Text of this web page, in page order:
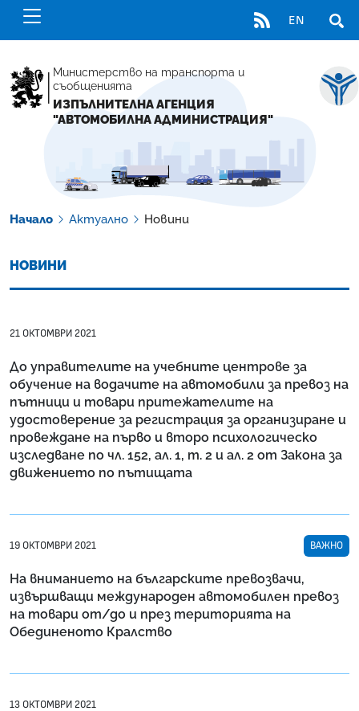
RSS EN
Министерство на транспорта и
съобщенията
ИЗПЪЛНИТЕЛНА АГЕНЦИЯ
"АВТОМОБИЛНА АДМИНИСТРАЦИЯ"
Начало Актуално Новини
НОВИНИ
21 ОКТОМВРИ 2021
До управителите на учебните центрове за
обучение на водачите на автомобили за превоз на
пътници и товари притежателите на
удостоверение за регистрация за организиране и
провеждане на първо и второ психологическо
изследване по чл. 152, ал. 1, т. 2 и ал. 2 от Закона за
движението по пътищата
19 ОКТОМВРИ 2021 ВАЖНО
На вниманието на българските превозвачи,
извършващи международен автомобилен превоз
на товари от/до и през територията на
Обединеното Кралство
13 ОКТОМВРИ 2021